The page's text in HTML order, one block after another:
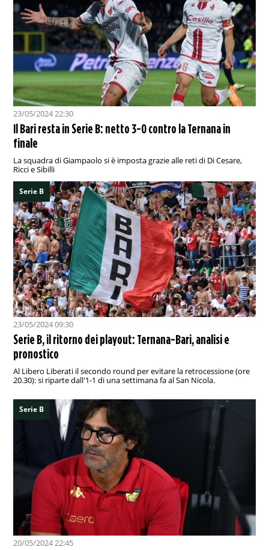
23/05/2024 22:30
Il Bari resta in Serie B: netto 3-0 contro la Ternana in
finale
La squadra di Giampaolo si è imposta grazie alle reti di Di Cesare,
Ricci e Sibilli
Serie B
23/05/2024 09:30
Serie B, il ritorno dei playout: Ternana-Bari, analisi e
pronostico
Al Libero Liberati il secondo round per evitare la retrocessione (ore
20.30): si riparte dall'1-1 di una settimana fa al San Nicola.
Serie B
20/05/2024 22:45